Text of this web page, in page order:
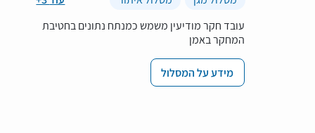
עובד חקר מודיעין משמש כמנתח נתונים בחטיבת
המחקר באמן
מידע על המסלול